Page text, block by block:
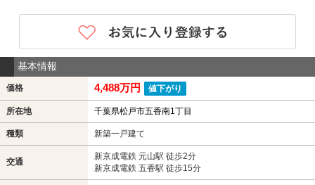
基本情報
価格 4,488万円 値下がり
所在地 千葉県松戸市五香南1丁目
種類 新築一戸建て
交通
新京成電鉄 元山駅 徒歩2分
新京成電鉄 五香駅 徒歩15分